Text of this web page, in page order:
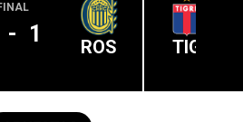
- 1 ROS TIG